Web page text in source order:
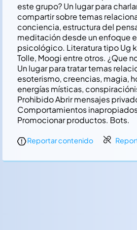
este grupo? Un lugar para
compartir sobre temas
conciencia, estructura del
meditación desde un enfoque
psicológico. Literatura tipo Ug
Tolle, Moogi entre otros. ¿Que
Un lugar para tratar temas
esoterismo, creencias, magia,
energías místicas,
Prohibido Abrir mensajes
Comportamientos
Promocionar productos. Bots.
Reportar contenido